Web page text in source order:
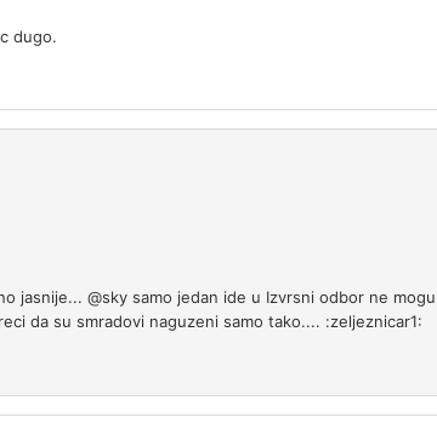
dugo.
jasnije... @sky samo jedan ide u Izvrsni odbor ne
da su smradovi naguzeni samo tako.... :zeljeznicar1: